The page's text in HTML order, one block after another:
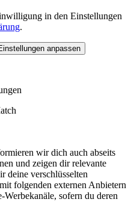
in den Einstellungen
.
anpassen
wir dich auch abseits
und zeigen dir relevante
deine verschlüsselten
folgenden externen Anbietern
sofern du deren